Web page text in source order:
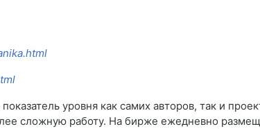
уровня как самих авторов, так и
сложную работу. На бирже ежедневно